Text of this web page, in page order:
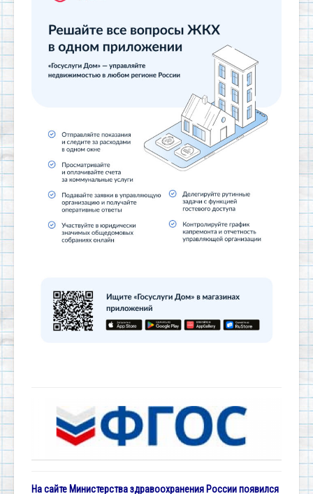
На сайте Министерства здравоохранения России появился